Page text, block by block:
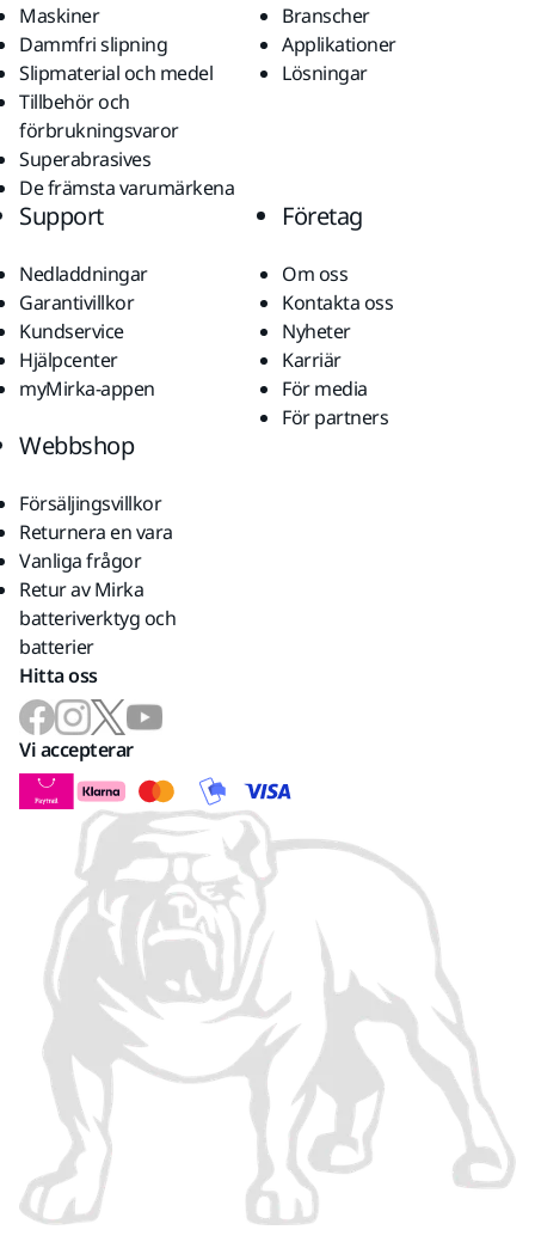
Maskiner
Dammfri slipning
Slipmaterial och medel
Tillbehör och
förbrukningsvaror
Superabrasives
De främsta varumärkena
Branscher
Applikationer
Lösningar
Support
Nedladdningar
Garantivillkor
Kundservice
Hjälpcenter
myMirka-appen
Företag
Om oss
Kontakta oss
Nyheter
Karriär
För media
För partners
Webbshop
Försäljingsvillkor
Returnera en vara
Vanliga frågor
Retur av Mirka
batteriverktyg och
batterier
Hitta oss
Vi accepterar